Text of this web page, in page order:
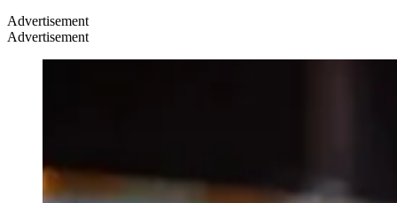
Advertisement
Advertisement